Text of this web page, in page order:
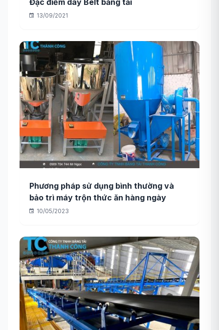
Đặc điểm dây Belt băng tải
13/09/2021
Phương pháp sử dụng bình thường và
bảo trì máy trộn thức ăn hàng ngày
10/05/2023